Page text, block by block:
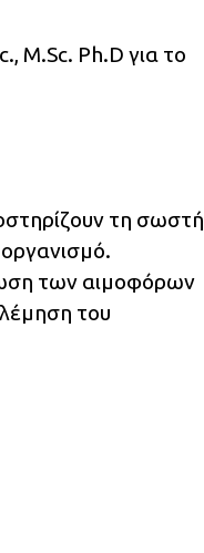
M.Sc. Ph.D για το
τη σωστή
των αιμοφόρων
του